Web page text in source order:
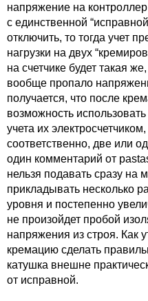
напряжение на контроллер
с единственной
отключить, то тогда учет
нагрузки на двух
на счетчике будет такая
вообще пропало
получается, что после
возможность
учета их
соответственно, две или
один комментарий от
нельзя подавать сразу на
прикладывать несколько
уровня и постепенно
не произойдет пробой
напряжения из строя. Как
кремацию сделать
катушка внешне
от исправной.